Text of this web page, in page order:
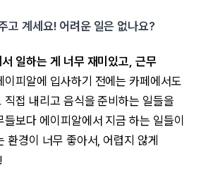
고 계세요! 어려운 일은 없나요?
일하는 게 너무 재미있고, 근무
이피알에 입사하기 전에는 카페에서도
직접 내리고 음식을 준비하는 일들을
보다 에이피알에서 지금 하는 일들이
환경이 너무 좋아서, 어렵지 않게